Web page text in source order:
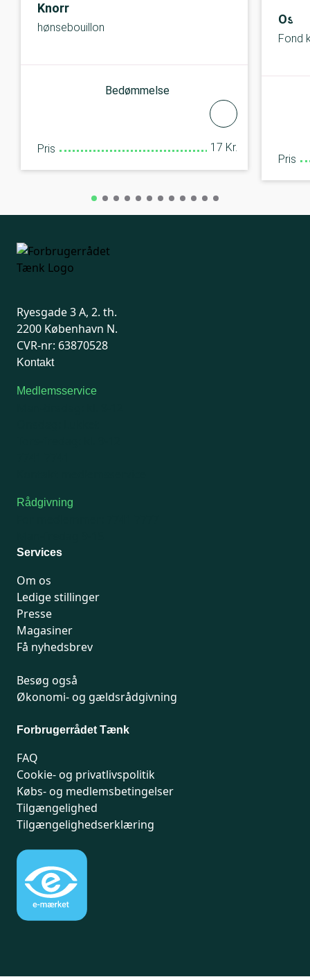
Knorr
hønsebouillon
Bedømmelse
Pris 17 Kr.
Fond
Pris
Ryesgade 3 A, 2. th.
2200 København N.
CVR-nr: 63870528
Kontakt
Medlemsservice
Rådgivning
Services
Om os
Ledige stillinger
Presse
Magasiner
Få nyhedsbrev
Besøg også
Økonomi- og gældsrådgivning
Forbrugerrådet Tænk
FAQ
Cookie- og privatlivspolitik
Købs- og medlemsbetingelser
Tilgængelighed
Tilgængelighedserklæring